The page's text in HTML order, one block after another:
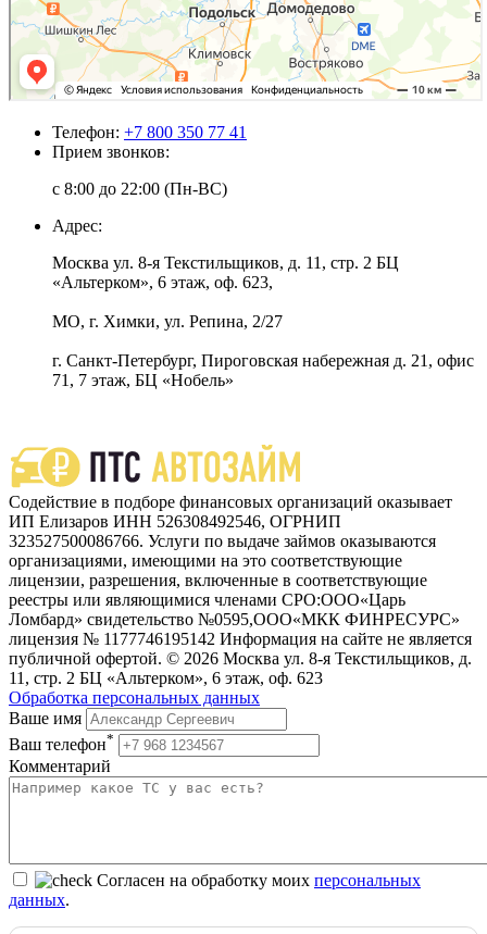
Телефон: +7 800 350 77 41
Прием звонков:
с 8:00 до 22:00 (Пн-ВС)
Адрес:
Москва ул. 8-я Текстильщиков, д. 11, стр. 2 БЦ
«Альтерком», 6 этаж, оф. 623,
МО, г. Химки, ул. Репина, 2/27
г. Санкт-Петербург, Пироговская набережная д. 21, офис
71, 7 этаж, БЦ «Нобель»
Содействие в подборе финансовых организаций оказывает
ИП Елизаров ИНН 526308492546, ОГРНИП
323527500086766. Услуги по выдаче займов оказываются
организациями, имеющими на это соответствующие
лицензии, разрешения, включенные в соответствующие
реестры или являющимися членами СРО:ООО«Царь
Ломбард» свидетельство №0595,ООО«МКК ФИНРЕСУРС»
лицензия № 1177746195142 Информация на сайте не является
публичной офертой. © 2026 Москва ул. 8-я Текстильщиков, д.
11, стр. 2 БЦ «Альтерком», 6 этаж, оф. 623
Обработка персональных данных
Ваше имя
Ваш телефон*
Комментарий
Согласен на обработку моих персональных
данных.